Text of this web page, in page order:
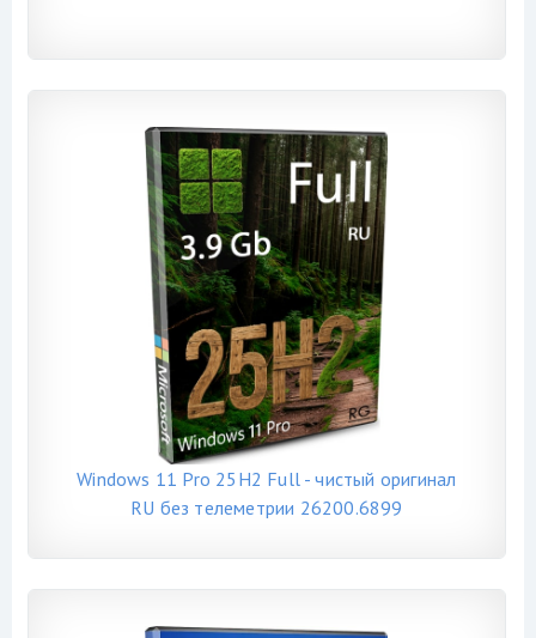
Windows 11 Pro 25H2 Full - чистый оригинал
RU без телеметрии 26200.6899